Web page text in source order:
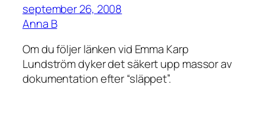
september 26, 2008
Anna B
Om du följer länken vid Emma Karp
Lundström dyker det säkert upp massor av
dokumentation efter “släppet”.